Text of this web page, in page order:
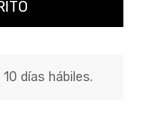
días hábiles.